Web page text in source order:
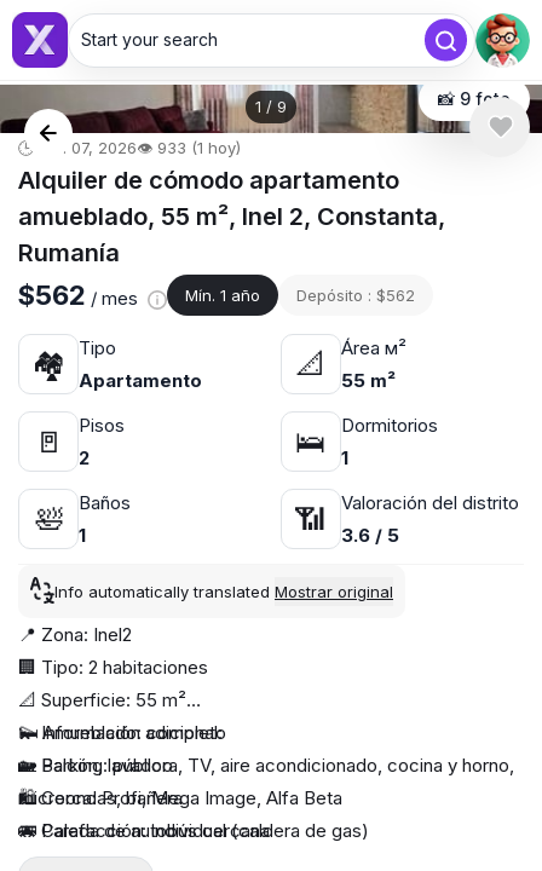
Start your search
1 / 9 📸 9 foto
🕒 abr. 07, 2026👁️ 933 (1 hoy)
Alquiler de cómodo apartamento
amueblado, 55 m², Inel 2, Constanta,
Rumanía
$562 / mes Mín. 1 año Depósito : $562
🏘
Tipo
Apartamento
📐
Área м²
55 m²
🚪
Pisos
2
🛌
Dormitorios
1
🛀
Baños
1
📶
Valoración del distrito
3.6 / 5
Info automatically translated Mostrar original
📍 Zona: Inel2
🏢 Tipo: 2 habitaciones
📐 Superficie: 55 m²
🛏 Amueblado: completo
🏡 Balcón, lavadora, TV, aire acondicionado, cocina y horno,
microondas, bañera
🔥 Calefacción: individual (caldera de gas)
♻️ Servicios: se pagan por separado
💫 Información adicional:
🚙 Parking: público
🛍️ Cerca: Profi, Mega Image, Alfa Beta
🚌 Parada de autobús cercana